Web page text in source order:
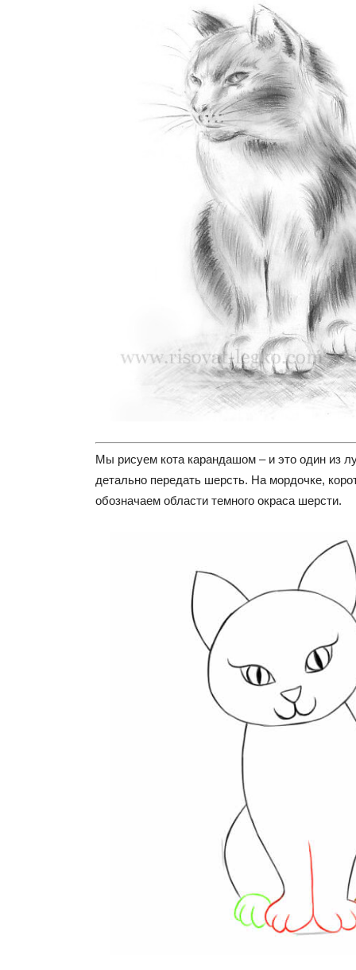
Мы рисуем кота карандашом – и это один из
детально передать шерсть. На мордочке,
обозначаем области темного окраса шерсти.